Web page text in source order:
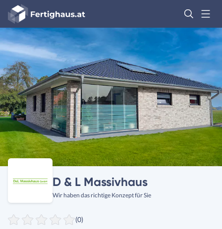
Fertighaus
Logo
Anmelden
D & L Massivhaus
Wir haben das richtige Konzept für Sie
(0)